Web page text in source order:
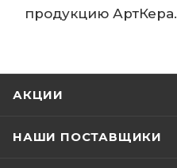
продукцию АртКера.
АКЦИИ
НАШИ ПОСТАВЩИКИ